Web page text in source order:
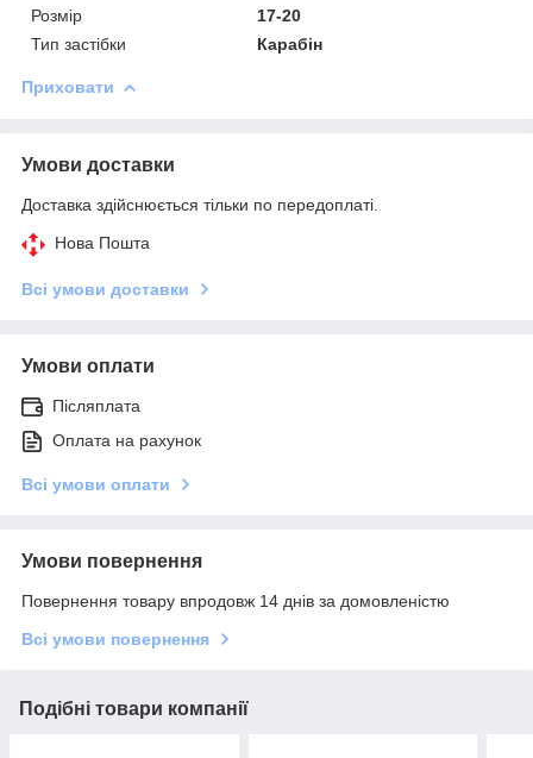
Розмір
17-20
Тип застібки
Карабін
Приховати
Умови доставки
Доставка здійснюється тільки по передоплаті.
Нова Пошта
Всі умови доставки
Умови оплати
Післяплата
Оплата на рахунок
Всі умови оплати
Умови повернення
Повернення товару впродовж 14 днів за домовленістю
Всі умови повернення
Подібні товари компанії